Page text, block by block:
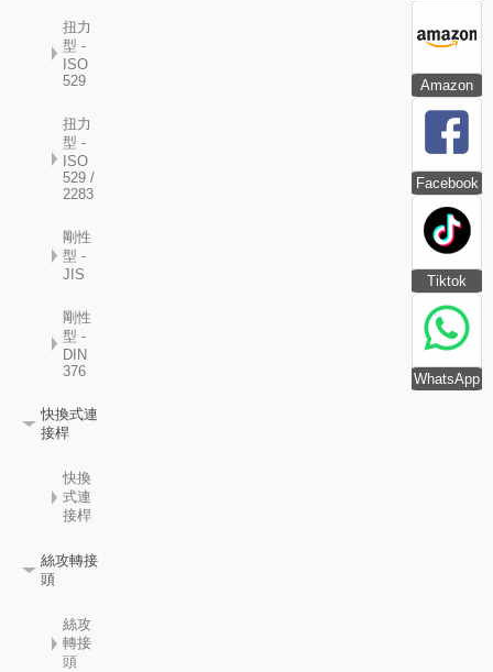
Amazon
Facebook
Tiktok
WhatsApp
扭力
型 -
ISO
529
扭力
型 -
ISO
529 /
2283
剛性
型 -
JIS
剛性
型 -
DIN
376
快換式連
接桿
快換
式連
接桿
絲攻轉接
頭
絲攻
轉接
頭